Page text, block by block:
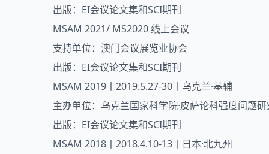
出版：EI会议论文集和SCI期刊
MSAM 2021/ MS2020 线上会议
支持单位：澳门会议展览业协会
出版：EI会议论文集和SCI期刊
MSAM 2019丨2019.5.27-30丨乌克兰·基辅
主办单位：乌克兰国家科学院·皮萨论科强度问题
出版：EI会议论文集和SCI期刊
MSAM 2018丨2018.4.10-13丨日本·北九州